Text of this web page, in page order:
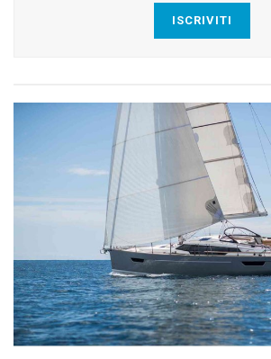
ISCRIVITI